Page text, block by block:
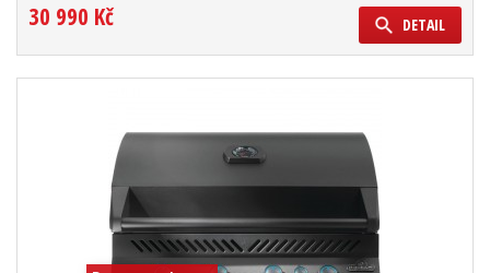
30 990 Kč DETAIL